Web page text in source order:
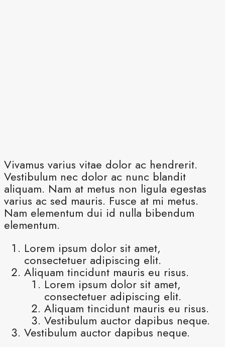
Vivamus varius vitae dolor ac hendrerit.
Vestibulum nec dolor ac nunc blandit
aliquam. Nam at metus non ligula egestas
varius ac sed mauris. Fusce at mi metus.
Nam elementum dui id nulla bibendum
elementum.
Lorem ipsum dolor sit amet,
consectetuer adipiscing elit.
Aliquam tincidunt mauris eu risus.
Lorem ipsum dolor sit amet,
consectetuer adipiscing elit.
Aliquam tincidunt mauris eu risus.
Vestibulum auctor dapibus neque.
Vestibulum auctor dapibus neque.